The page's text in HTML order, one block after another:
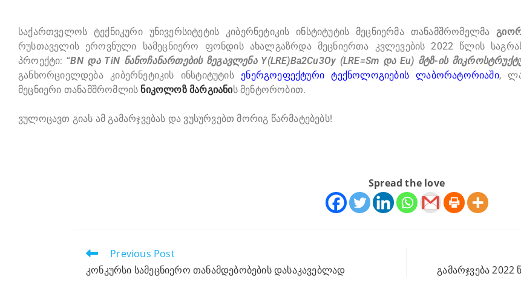
საქართველოს ტექნიკური უნივერსიტეტის კიბერნეტიკის ინსტიტუტის მეცნიერმა თანამშრომელმა
რუსთაველის ეროვნული სამეცნიერო ფონდის ახალგაზრდა მეცნიერთა კვლევების 2022 წლის
პროექტი: “BN და TiN ნანოჩანართების ზეგავლენა Y(LRE)Ba2Cu3Oy (LRE=Sm და Eu) მტზ-ის
განხორციელდება კიბერნეტიკის ინსტიტუტის ენერგოეფექტური ტექნოლოგიების ლაბორატორიაში,
მეცნიერი თანამშრომლის ნიკოლოზ მარგიანის მენტორობით.
ვულოცავთ გიას ამ გამარჯვებას და ვუსურვებთ მორიგ წარმატებებს!
Spread the love
Previous Post
კონკურსი სამეცნიერო თანამდებობების დასაკავებლად
გამარჯვება